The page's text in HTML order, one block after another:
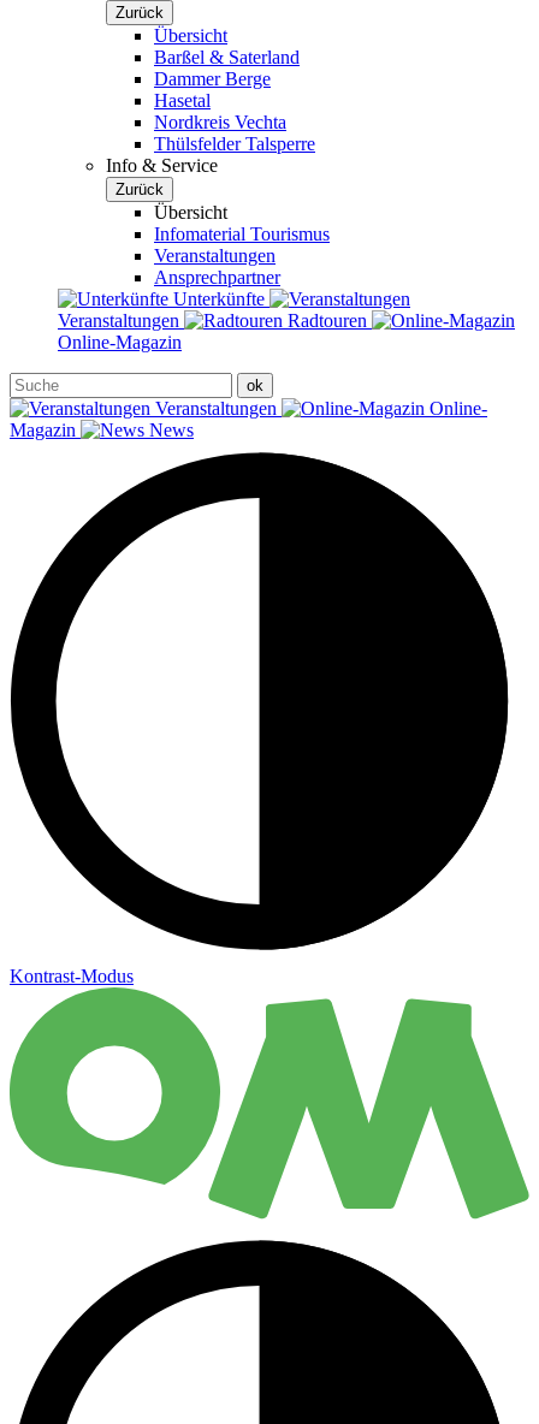
Zurück
Übersicht
Barßel & Saterland
Dammer Berge
Hasetal
Nordkreis Vechta
Thülsfelder Talsperre
Info & Service
Zurück
Übersicht
Infomaterial Tourismus
Veranstaltungen
Ansprechpartner
Unterkünfte
Veranstaltungen
Radtouren
Online-Magazin
Veranstaltungen
Online-
Magazin
News
Kontrast-Modus